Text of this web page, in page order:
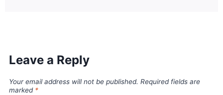
Leave a Reply
Your email address will not be published. Required fields are
marked *